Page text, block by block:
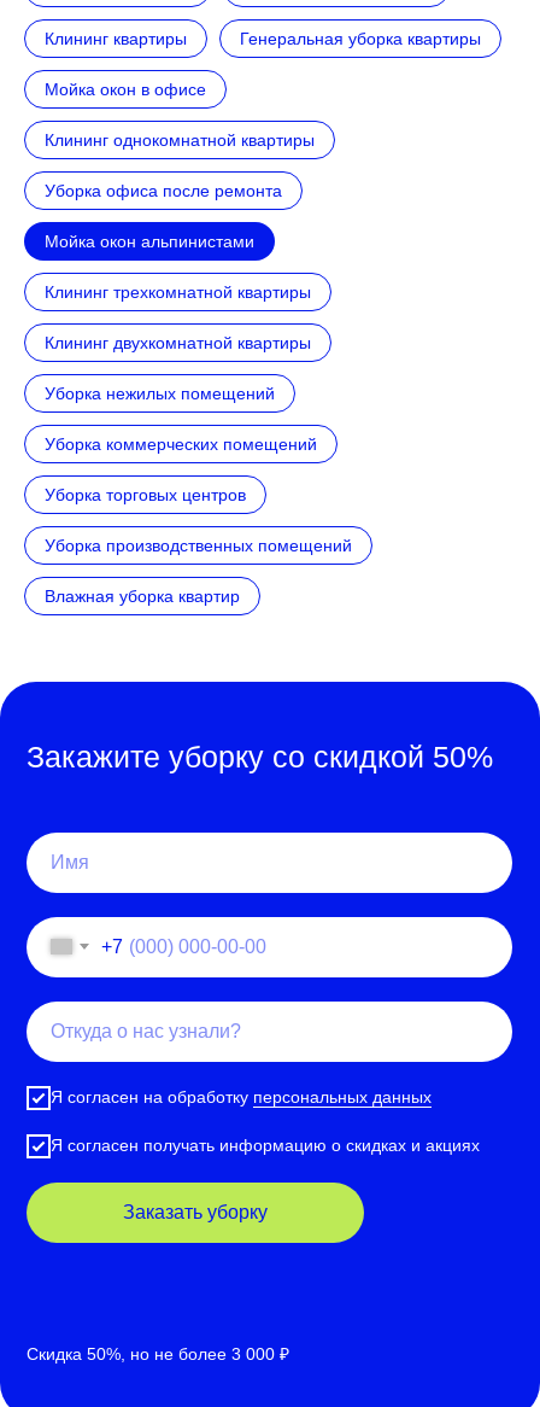
Клининг квартиры Генеральная уборка квартиры
Мойка окон в офисе
Клининг однокомнатной квартиры
Уборка офиса после ремонта
Мойка окон альпинистами
Клининг трехкомнатной квартиры
Клининг двухкомнатной квартиры
Уборка нежилых помещений
Уборка коммерческих помещений
Уборка торговых центров
Уборка производственных помещений
Влажная уборка квартир
+7
Я согласен на обработку персональных данных
Я согласен получать информацию о скидках и акциях
Заказать уборку
Закажите уборку со скидкой 50%
Скидка 50%, но не более 3 000 ₽